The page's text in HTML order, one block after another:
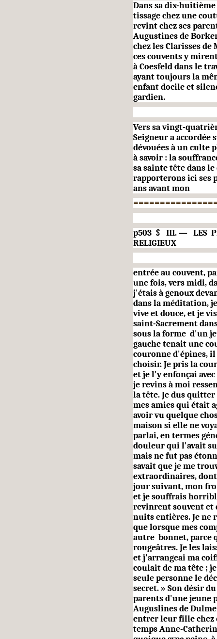
Dans sa dix-
tissage chez une
revint chez ses
Augustines de
chez les Clarisses
ces cou­vents y
à Coesfeld dans le
ayant toujours la
enfant docile et
gardien.
Vers sa vingt-
Seigneur a accordée
dé­vouées à un culte
à savoir : la
sa sainte tête dans
rapporterons ici ses
ans avant mon
p503 § III. — LES
RELIGIEUX
entrée au couvent,
une fois, vers midi,
j'étais à genoux
dans la méditation,
vive et douce, et je
saint-Sacrement
sous la forme d'un
gauche tenait une
couronne d'épines,
choisir. Je pris la
et je l'y enfonçai
je revins à moi
la tête. Je dus
mes amies qui était
avoir vu quelque
maison si elle ne
parlai, en termes
douleur qui l'avait
mais ne fut pas
savait que je me
extraordinaires, dont
jour suivant, mon
et je souffrais
revinrent souvent et
nuits entières. Je ne
que lorsque mes
autre bonnet, parce
rougeâtres. Je les
et j'arrangeai ma
coulait de ma tête ;
seule personne le
secret. » Son désir
parents d'une jeune
Auguslines de
entrer leur fille chez
temps Anne-